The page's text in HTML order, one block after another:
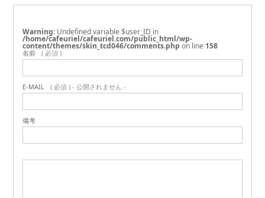
Warning : Undefined variable $user_ID in
/home/cafeuriel/cafeuriel.com/public_html/wp-
content/themes/skin_tcd046/comments.php on line 158
名前 ( 必須 )
E-MAIL ( 必須 ) - 公開されません -
備考